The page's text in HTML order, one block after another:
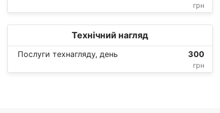
грн
Технічний нагляд
Послуги технагляду, день 300
грн